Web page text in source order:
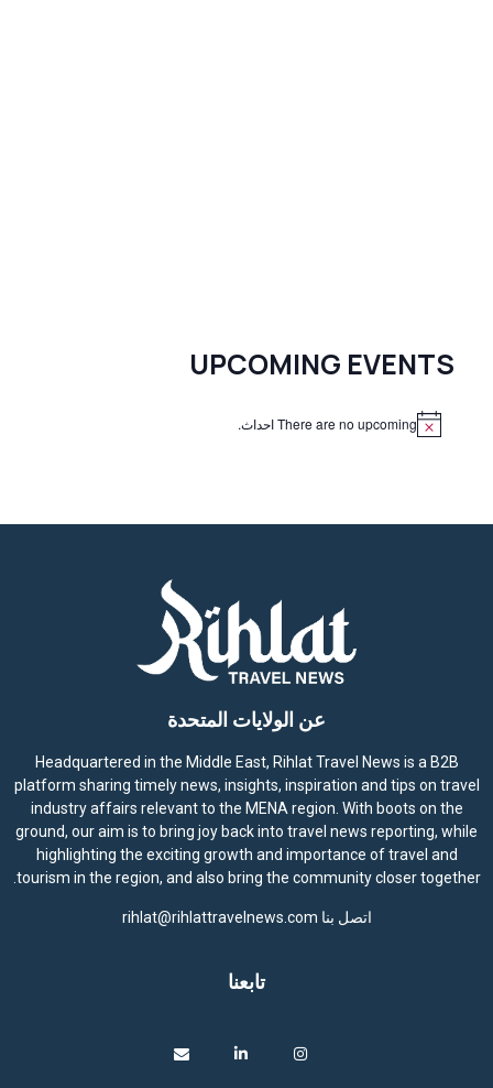
UPCOMING EVENTS
There are no upcoming احداث.
عن الولايات المتحدة
Headquartered in the Middle East, Rihlat Travel News is a B2B
platform sharing timely news, insights, inspiration and tips on travel
industry affairs relevant to the MENA region. With boots on the
ground, our aim is to bring joy back into travel news reporting, while
highlighting the exciting growth and importance of travel and
tourism in the region, and also bring the community closer together.
اتصل بنا rihlat@rihlattravelnews.com
تابعنا